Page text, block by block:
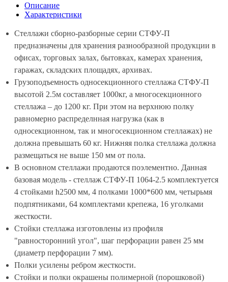
Описание
Характеристики
Стеллажи сборно-разборные серии СТФУ-П
предназначены для хранения разнообразной продукции в
офисах, торговых залах, бытовках, камерах хранения,
гаражах, складских площадях, архивах.
Грузоподъемность односекционного стеллажа СТФУ-П
высотой 2.5м составляет 1000кг, а многосекционного
стеллажа – до 1200 кг. При этом на верхнюю полку
равномерно распределнная нагрузка (как в
односекционном, так и многосекционном стеллажах) не
должна превышать 60 кг. Нижняя полка стеллажа должна
размещаться не выше 150 мм от пола.
В основном стеллажи продаются поэлементно. Данная
базовая модель - стеллаж СТФУ-П 1064-2.5 комплектуется
4 стойками h2500 мм, 4 полками 1000*600 мм, четырьмя
подпятниками, 64 комплектами крепежа, 16 уголками
жесткости.
Стойки стеллажа изготовлены из профиля
"равносторонний угол", шаг перфорации равен 25 мм
(диаметр перфорации 7 мм).
Полки усилены ребром жесткости.
Стойки и полки окрашены полимерной (порошковой)